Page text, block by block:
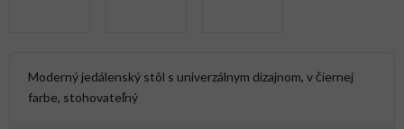
Moderný jedálenský stôl s univerzálnym dizajnom, v čiernej
farbe, stohovateľný